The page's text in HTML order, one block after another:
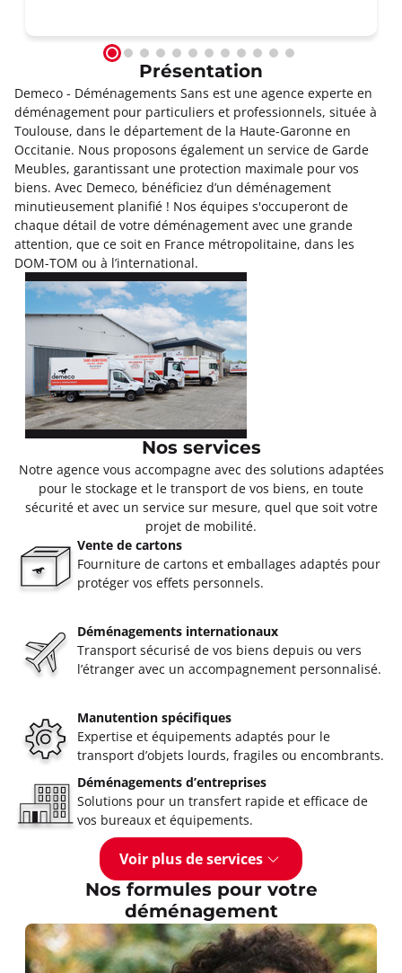
Présentation
Demeco - Déménagements Sans est une agence experte en
déménagement pour particuliers et professionnels, située à
Toulouse, dans le département de la Haute-Garonne en
Occitanie. Nous proposons également un service de Garde
Meubles, garantissant une protection maximale pour vos
biens. Avec Demeco, bénéficiez d’un déménagement
minutieusement planifié ! Nos équipes s'occuperont de
chaque détail de votre déménagement avec une grande
attention, que ce soit en France métropolitaine, dans les
DOM-TOM ou à l’international.
Nos services
Notre agence vous accompagne avec des solutions adaptées
pour le stockage et le transport de vos biens, en toute
sécurité et avec un service sur mesure, quel que soit votre
projet de mobilité.
Vente de cartons
Fourniture de cartons et emballages adaptés pour
protéger vos effets personnels.
Déménagements internationaux
Transport sécurisé de vos biens depuis ou vers
l’étranger avec un accompagnement personnalisé.
Manutention spécifiques
Expertise et équipements adaptés pour le
transport d’objets lourds, fragiles ou encombrants.
Déménagements d’entreprises
Solutions pour un transfert rapide et efficace de
vos bureaux et équipements.
Voir plus de services
Nos formules pour votre
déménagement